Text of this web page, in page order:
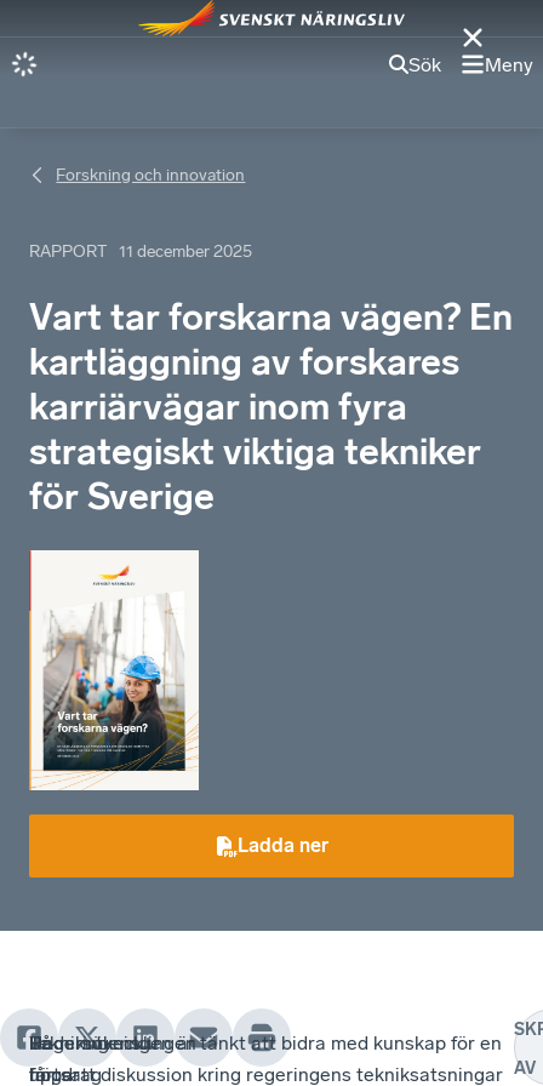
Sök Meny
Forskning och innovation
RAPPORT 11 december 2025
Vart tar forskarna vägen? En
kartläggning av forskares
karriärvägar inom fyra
strategiskt viktiga tekniker
för Sverige
Ladda ner
Teknikutvecklingen
får
Regeringens
höga
På
uppdrag
Undersökningen är tänkt att bidra med kunskap för en
fortsatt diskussion kring regeringens tekniksatsningar AV